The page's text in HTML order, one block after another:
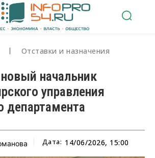
Отставки и назначения
начальник
управления
департамента
Дата: 14/06/2026, 15:00